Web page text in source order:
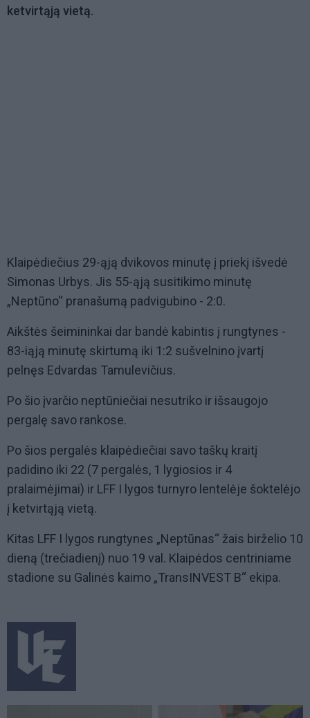
ketvirtąją vietą.
Klaipėdiečius 29-ąją dvikovos minutę į priekį išvedė
Simonas Urbys. Jis 55-ąją susitikimo minutę
„Neptūno“ pranašumą padvigubino - 2:0.
Aikštės šeimininkai dar bandė kabintis į rungtynes -
83-iąją minutę skirtumą iki 1:2 sušvelnino įvartį
pelnęs Edvardas Tamulevičius.
Po šio įvarčio neptūniečiai nesutriko ir išsaugojo
pergalę savo rankose.
Po šios pergalės klaipėdiečiai savo taškų kraitį
padidino iki 22 (7 pergalės, 1 lygiosios ir 4
pralaimėjimai) ir LFF I lygos turnyro lentelėje šoktelėjo
į ketvirtąją vietą.
Kitas LFF I lygos rungtynes „Neptūnas“ žais birželio 10
dieną (trečiadienį) nuo 19 val. Klaipėdos centriniame
stadione su Galinės kaimo „TransINVEST B“ ekipa.